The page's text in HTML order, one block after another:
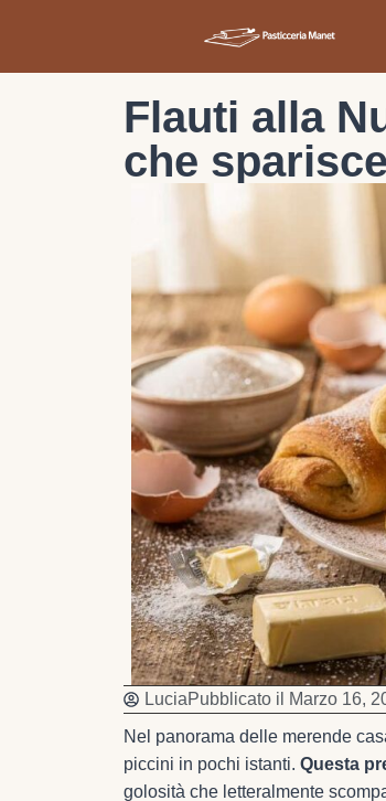
Flauti alla
che
LuciaPubblicato il
Marzo 16,
Nel panorama delle merende
piccini in pochi istanti. Questa
golosità che letteralmente